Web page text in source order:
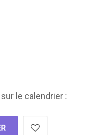
le calendrier :